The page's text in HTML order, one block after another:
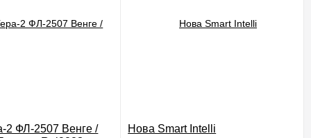
2 ФЛ-2507 Венге /
Нова Smart Intelli